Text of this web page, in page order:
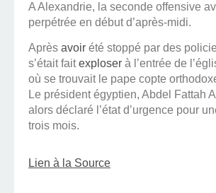
A Alexandrie, la seconde offensive
perpétrée en début d’après-midi.
Après avoir été stoppé par des
s’était faitexploser à l’entrée de
où se trouvait le pape copte
Le président égyptien, Abdel Fattah
alors déclaré l’état d’urgence pour
trois mois.
Lien à la Source